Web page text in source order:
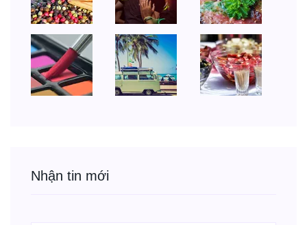
Nhận tin mới